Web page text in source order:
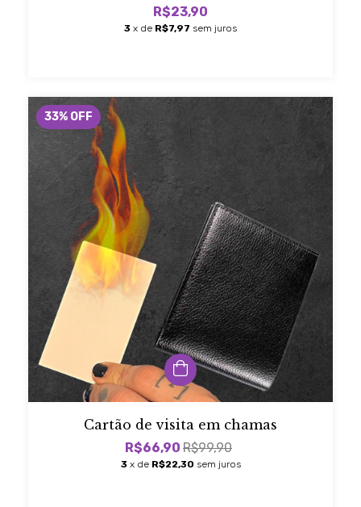
R$23,90
3 x de R$7,97 sem juros
33% OFF
Cartão de visita em chamas
R$66,90 R$99,90
3 x de R$22,30 sem juros